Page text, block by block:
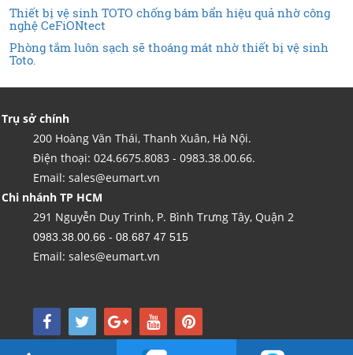
Thiết bị vệ sinh TOTO chống bám bẩn hiệu quả nhờ công
nghệ CeFiONtect
Phòng tắm luôn sạch sẽ thoáng mát nhờ thiết bị vệ sinh
Toto.
Trụ sở chính
200 Hoàng Văn Thái, Thanh Xuân, Hà Nội.
Điện thoại: 024.6675.8083 - 0983.38.00.66.
Email: sales@eumart.vn
Chi nhánh TP HCM
291 Nguyễn Duy Trinh, P. Bình Trưng Tây, Quận 2
0983.38.00.66 - 08.687 47 515
Email: sales@eumart.vn